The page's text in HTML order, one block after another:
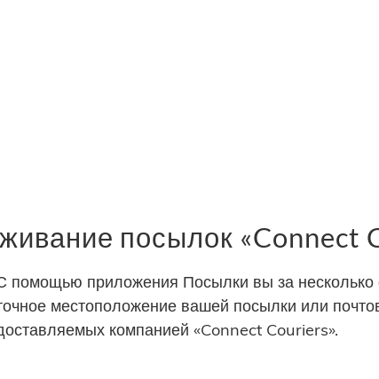
посылок «Connect
помощью приложения Посылки вы за несколько
местоположение вашей посылки или
компанией «Connect Couriers».